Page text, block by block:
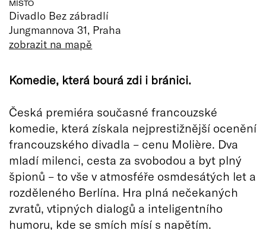
MÍSTO
Divadlo Bez zábradlí
Jungmannova 31, Praha
zobrazit na mapě
Komedie, která bourá zdi i bránici.
Česká premiéra současné francouzské
komedie, která získala nejprestižnější ocenění
francouzského divadla – cenu Molière. Dva
mladí milenci, cesta za svobodou a byt plný
špionů – to vše v atmosféře osmdesátých let a
rozděleného Berlína. Hra plná nečekaných
zvratů, vtipných dialogů a inteligentního
humoru, kde se smích mísí s napětím.